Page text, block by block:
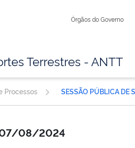
Órgãos do Governo
Terrestres - ANTT
Processos
- 07/08/2024